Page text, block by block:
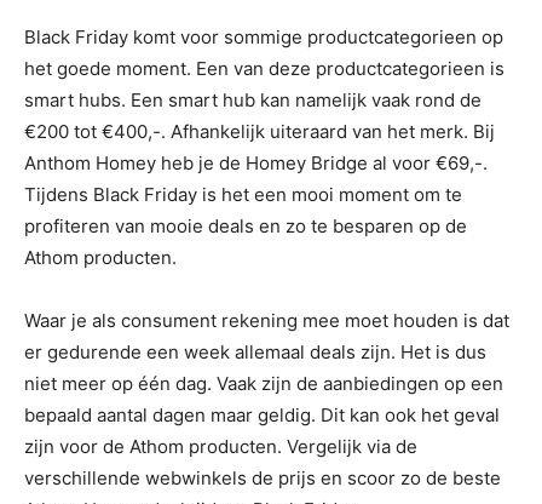
Black Friday komt voor sommige productcategorieen op
het goede moment. Een van deze productcategorieen is
smart hubs. Een smart hub kan namelijk vaak rond de
€200 tot €400,-. Afhankelijk uiteraard van het merk. Bij
Anthom Homey heb je de Homey Bridge al voor €69,-.
Tijdens Black Friday is het een mooi moment om te
profiteren van mooie deals en zo te besparen op de
Athom producten.
Waar je als consument rekening mee moet houden is dat
er gedurende een week allemaal deals zijn. Het is dus
niet meer op één dag. Vaak zijn de aanbiedingen op een
bepaald aantal dagen maar geldig. Dit kan ook het geval
zijn voor de Athom producten. Vergelijk via de
verschillende webwinkels de prijs en scoor zo de beste